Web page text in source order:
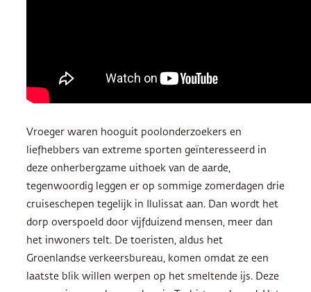
Vroeger waren hooguit poolonderzoekers en
liefhebbers van extreme sporten geïnteresseerd in
deze onherbergzame uithoek van de aarde,
tegenwoordig leggen er op sommige zomerdagen drie
cruiseschepen tegelijk in Ilulissat aan. Dan wordt het
dorp overspoeld door vijfduizend mensen, meer dan
het inwoners telt. De toeristen, aldus het
Groenlandse verkeersbureau, komen omdat ze een
laatste blik willen werpen op het smeltende ijs. Deze